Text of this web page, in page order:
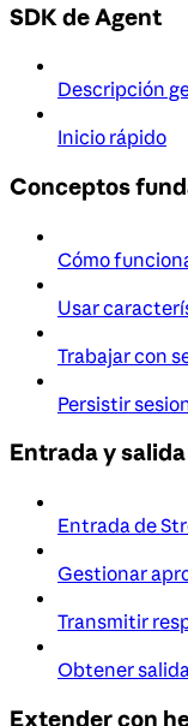
SDK de Agent
Descripción
Inicio rápido
Conceptos
Cómo
Usar
Trabajar con
Persistir
Entrada y salida
Entrada de
Gestionar
Transmitir
Obtener
Extender con